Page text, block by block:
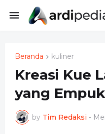
Beranda kuliner
Kreasi Kue
yang Empuk
by Tim Redaksi -